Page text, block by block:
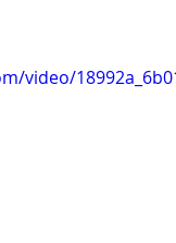
video/